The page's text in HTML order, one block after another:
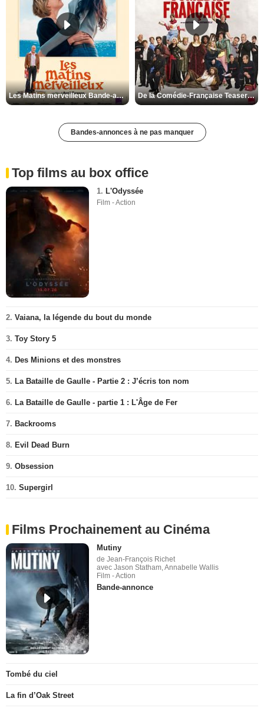
Les Matins merveilleux Bande-annonce VF De la Comédie-Française Teaser VF
Bandes-annonces à ne pas manquer
Top films au box office
1. L'Odyssée
Film - Action
2. Vaiana, la légende du bout du monde
3. Toy Story 5
4. Des Minions et des monstres
5. La Bataille de Gaulle - Partie 2 : J’écris ton nom
6. La Bataille de Gaulle - partie 1 : L'Âge de Fer
7. Backrooms
8. Evil Dead Burn
9. Obsession
10. Supergirl
Films Prochainement au Cinéma
Mutiny
de Jean-François Richet
avec Jason Statham, Annabelle Wallis
Film - Action
Bande-annonce
Tombé du ciel
La fin d’Oak Street